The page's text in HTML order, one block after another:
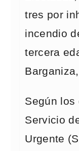
tres por
incendio
tercera
Según los
Servicio
Urgente